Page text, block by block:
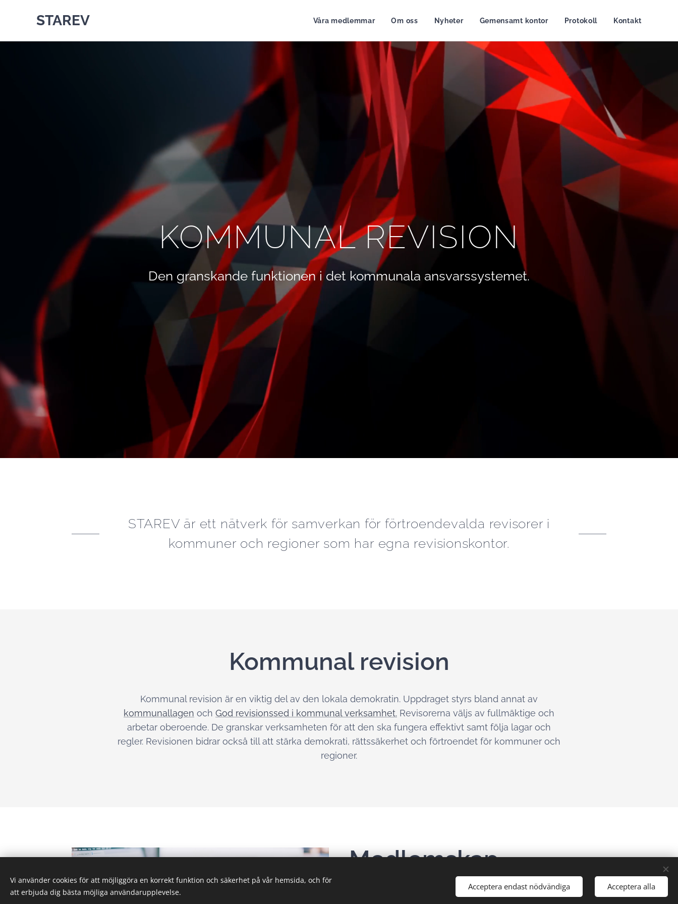
STAREV Våra medlemmar Om oss Nyheter Gemensamt kontor Protokoll Kontakt
KOMMUNAL REVISION
Den granskande funktionen i det kommunala ansvarssystemet.
STAREV är ett nätverk för samverkan för förtroendevalda revisorer i
kommuner och regioner som har egna revisionskontor.
Kommunal revision
Kommunal revision är en viktig del av den lokala demokratin. Uppdraget styrs bland annat av
kommunallagen och God revisionssed i kommunal verksamhet. Revisorerna väljs av fullmäktige och
arbetar oberoende. De granskar verksamheten för att den ska fungera effektivt samt följa lagar och
regler. Revisionen bidrar också till att stärka demokrati, rättssäkerhet och förtroendet för kommuner och
regioner.
Medlemskap
Kommuner och regioner som har egna revisionskontor kan
Vi använder cookies för att möjliggöra en korrekt funktion och säkerhet på vår hemsida, och för
att erbjuda dig bästa möjliga användarupplevelse.
Acceptera endast nödvändiga Acceptera alla